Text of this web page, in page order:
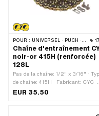
POUR : UNIVERSEL · PUCH · SACHS · PONY / CILO (BÊTA 521 & 512) · ZÜNDAPP BELMONDO · TOMOS · BYE BIKE
Chaîne d'entraînement
noir-or 415H (renforcée)
128L
Pas de la chaîne: 1/2" x 3/16" ·
de chaîne: 415H · Fabricant: CYC ·
Matériau: Acier · Surface: verni ·
EUR 35.50